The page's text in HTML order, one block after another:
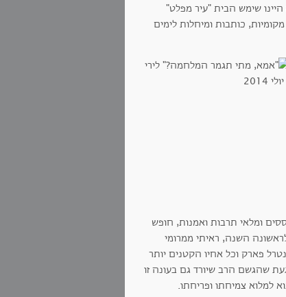
שימש הבית "עיר מפלט"
כותבות ומיחלות לימים
ומלאי תרבות ואמנות, חופש
השנה, ראיתי ממרומי
פארק וכל אחיו הקטנים יותר
שהגשם הרב שיורד גם בעונה זו
למלוא צמיחתו ופריחתו.